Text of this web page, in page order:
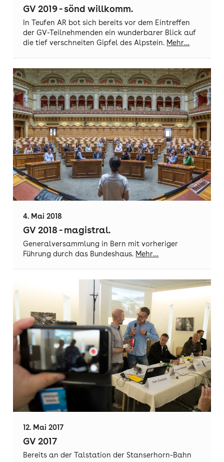
GV 2019 - sönd willkomm.
In Teufen AR bot sich bereits vor dem Eintreffen
der GV-Teilnehmenden ein wunderbarer Blick auf
die tief verschneiten Gipfel des Alpstein. Mehr…
4. Mai 2018
GV 2018 - magistral.
Generalversammlung in Bern mit vorheriger
Führung durch das Bundeshaus. Mehr…
12. Mai 2017
GV 2017
Bereits an der Talstation der Stanserhorn-Bahn